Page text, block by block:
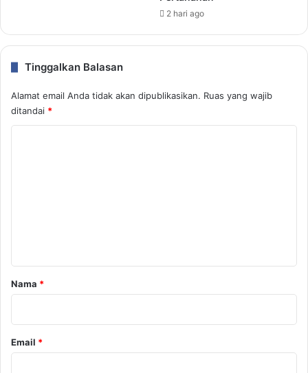
2 hari ago
Tinggalkan Balasan
Alamat email Anda tidak akan dipublikasikan. Ruas yang wajib
ditandai *
rNama *
Email *